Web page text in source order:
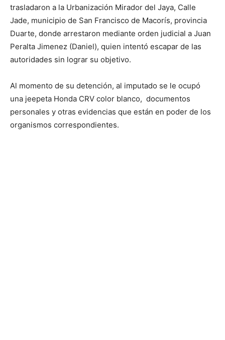
trasladaron a la Urbanización Mirador del Jaya, Calle
Jade, municipio de San Francisco de Macorís, provincia
Duarte, donde arrestaron mediante orden judicial a Juan
Peralta Jimenez (Daniel), quien intentó escapar de las
autoridades sin lograr su objetivo.
Al momento de su detención, al imputado se le ocupó
una jeepeta Honda CRV color blanco, documentos
personales y otras evidencias que están en poder de los
organismos correspondientes.